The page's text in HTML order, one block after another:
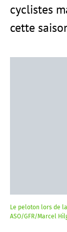
cyclistes
cette
Le peloton lors de
ASO/GFR/Marcel